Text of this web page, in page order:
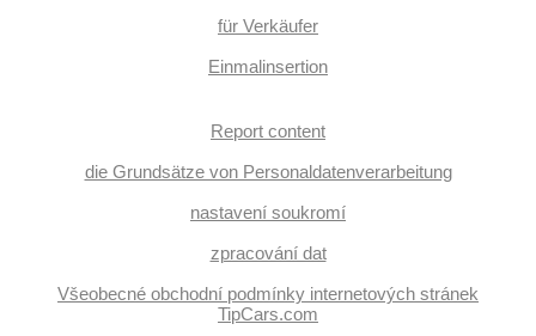
für Verkäufer
Einmalinsertion
Report content
die Grundsätze von Personaldatenverarbeitung
nastavení soukromí
zpracování dat
Všeobecné obchodní podmínky internetových stránek
TipCars.com